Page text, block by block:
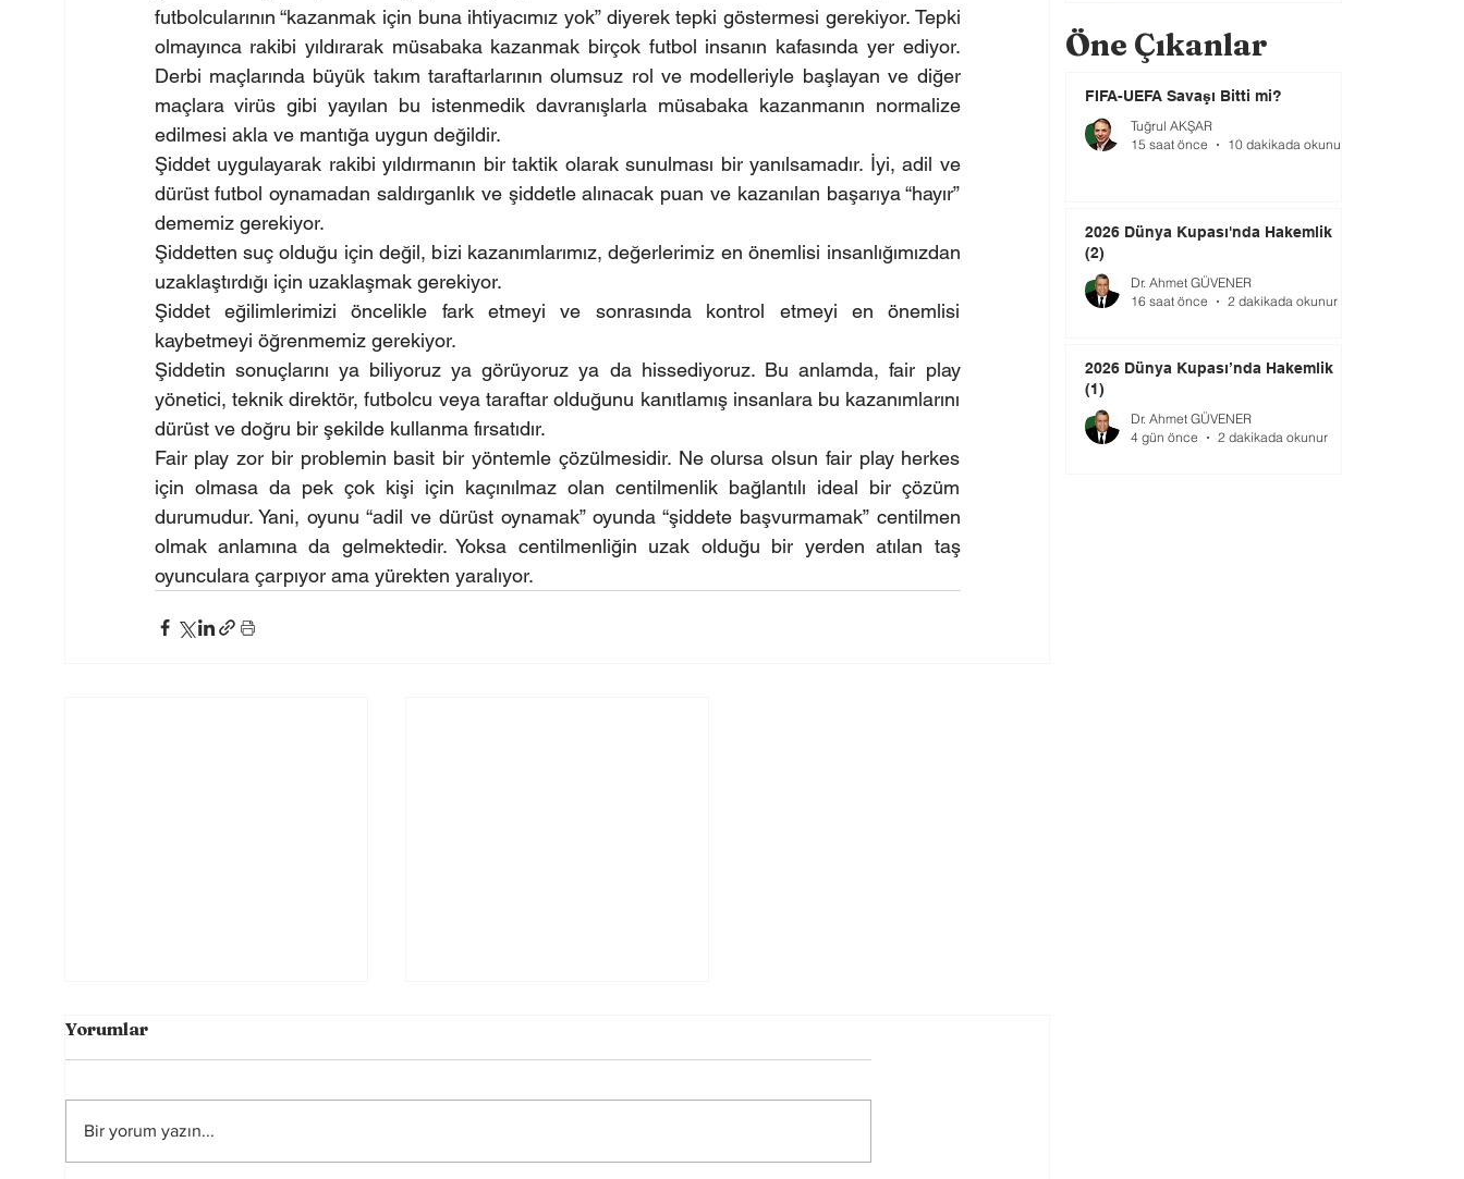
futbolcularının “kazanmak için buna ihtiyacımız yok” diyerek tepki göstermesi gerekiyor. Tepki
olmayınca rakibi yıldırarak müsabaka kazanmak birçok futbol insanın kafasında yer ediyor.
Derbi maçlarında büyük takım taraftarlarının olumsuz rol ve modelleriyle başlayan ve diğer
maçlara virüs gibi yayılan bu istenmedik davranışlarla müsabaka kazanmanın normalize
edilmesi akla ve mantığa uygun değildir.
Şiddet uygulayarak rakibi yıldırmanın bir taktik olarak sunulması bir yanılsamadır. İyi, adil ve
dürüst futbol oynamadan saldırganlık ve şiddetle alınacak puan ve kazanılan başarıya “hayır”
dememiz gerekiyor.
Şiddetten suç olduğu için değil, bizi kazanımlarımız, değerlerimiz en önemlisi insanlığımızdan
uzaklaştırdığı için uzaklaşmak gerekiyor.
Şiddet eğilimlerimizi öncelikle fark etmeyi ve sonrasında kontrol etmeyi en önemlisi
kaybetmeyi öğrenmemiz gerekiyor.
Şiddetin sonuçlarını ya biliyoruz ya görüyoruz ya da hissediyoruz. Bu anlamda, fair play
yönetici, teknik direktör, futbolcu veya taraftar olduğunu kanıtlamış insanlara bu kazanımlarını
dürüst ve doğru bir şekilde kullanma fırsatıdır.
Fair play zor bir problemin basit bir yöntemle çözülmesidir. Ne olursa olsun fair play herkes
için olmasa da pek çok kişi için kaçınılmaz olan centilmenlik bağlantılı ideal bir çözüm
durumudur. Yani, oyunu “adil ve dürüst oynamak” oyunda “şiddete başvurmamak” centilmen
olmak anlamına da gelmektedir. Yoksa centilmenliğin uzak olduğu bir yerden atılan taş
oyunculara çarpıyor ama yürekten yaralıyor.
Yorumlar
Bir yorum yazın...
Öne Çıkanlar
FIFA-UEFA Savaşı Bitti mi?
Tuğrul AKŞAR
15 saat önce
10 dakikada okunur
2026 Dünya Kupası'nda Hakemlik
(2)
Dr. Ahmet GÜVENER
16 saat önce
2 dakikada okunur
2026 Dünya Kupası’nda Hakemlik
(1)
Dr. Ahmet GÜVENER
4 gün önce
2 dakikada okunur